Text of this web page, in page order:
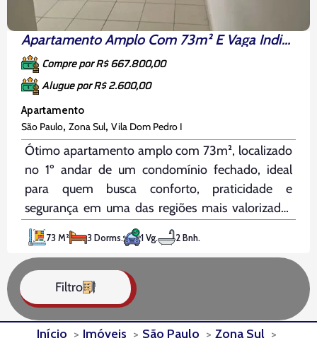
Apartamento Amplo Com 73m² E Vaga Individual
Compre por R$ 667.800,00
Alugue por R$ 2.600,00
Apartamento
São Paulo, Zona Sul, Vila Dom Pedro I
Ótimo apartamento amplo com 73m², localizado
no 1º andar de um condomínio fechado, ideal
para quem busca conforto, praticidade e
segurança em uma das regiões mais valorizadas
da cidade. Com excelente distribuição interna e
ótima iluminação natural, o imóvel oferece três
quartos, sendo um deles com armários
planejados, dois
73 M² 3 Dorms. 1 Vg. 2 Bnh.
Filtro
Início Imóveis São Paulo Zona Sul